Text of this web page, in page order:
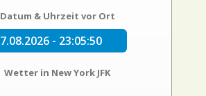
Datum & Uhrzeit vor Ort
7.08.2026 - 23:05:51
Wetter in New York JFK